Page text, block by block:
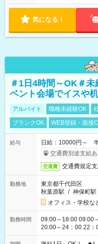
気になる！
＃1日4時間～OK＃
ベント会場でイスや
アルバイト 職種未経験OK
ブランクOK
WEB登録・面接
給与
日給：10000円～
交通費別途支給あ
交通費 交通費規定
勤務地
東京都千代田区
秋葉原駅 / 神保町駅
オフィス・学校な
勤務時間
09:00～18:00 09:00
20:00～24：00 22：00
シフトもございます